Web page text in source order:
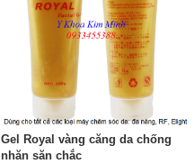
Gel Royal vàng căng da chống
nhăn săn chắc